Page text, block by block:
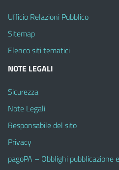
Ufficio Relazioni Pubblico
Sitemap
Elenco siti tematici
NOTE LEGALI
Sicurezza
Note Legali
Responsabile del sito
Privacy
pagoPA – Obblighi pubblicazione